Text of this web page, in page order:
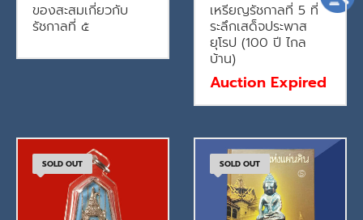
ของสะสมเกี่ยวกับ
รัชกาลที่ ๕
เหรียญรัชกาลที่ 5 ที่
ระลึกเสด็จประพาส
ยุโรป (100 ปี ไกล
บ้าน)
Auction Expired
SOLD OUT SOLD OUT